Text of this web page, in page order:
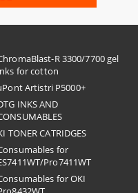
R 3300/7700 gel
for cotton
Artistri P5000+
INKS AND
TONER CATRIDGES
for
Pro7411WT
for OKI